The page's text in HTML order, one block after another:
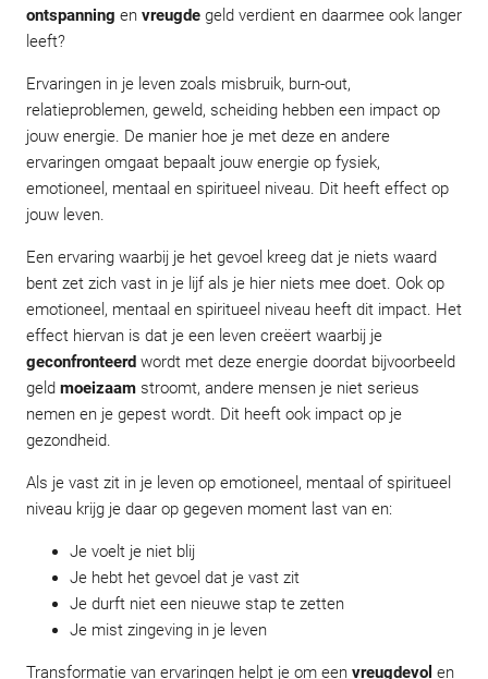
ontspanning en vreugde geld verdient en daarmee ook langer
leeft?
Ervaringen in je leven zoals misbruik, burn-out,
relatieproblemen, geweld, scheiding hebben een impact op
jouw energie. De manier hoe je met deze en andere
ervaringen omgaat bepaalt jouw energie op fysiek,
emotioneel, mentaal en spiritueel niveau. Dit heeft effect op
jouw leven.
Een ervaring waarbij je het gevoel kreeg dat je niets waard
bent zet zich vast in je lijf als je hier niets mee doet. Ook op
emotioneel, mentaal en spiritueel niveau heeft dit impact. Het
effect hiervan is dat je een leven creëert waarbij je
geconfronteerd wordt met deze energie doordat bijvoorbeeld
geld moeizaam stroomt, andere mensen je niet serieus
nemen en je gepest wordt. Dit heeft ook impact op je
gezondheid.
Als je vast zit in je leven op emotioneel, mentaal of spiritueel
niveau krijg je daar op gegeven moment last van en:
Je voelt je niet blij
Je hebt het gevoel dat je vast zit
Je durft niet een nieuwe stap te zetten
Je mist zingeving in je leven
Transformatie van ervaringen helpt je om een vreugdevol en